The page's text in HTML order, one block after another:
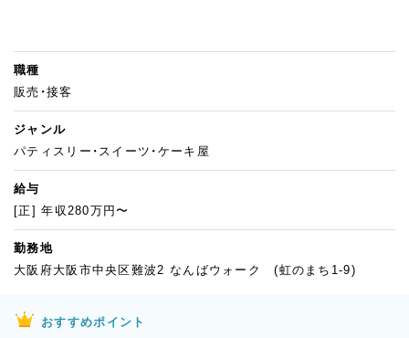
職種
販売・接客
ジャンル
パティスリー・スイーツ・ケーキ屋
給与
[正] 年収280万円〜
勤務地
大阪府大阪市中央区難波2 なんばウォーク (虹のまち1-9)
おすすめポイント